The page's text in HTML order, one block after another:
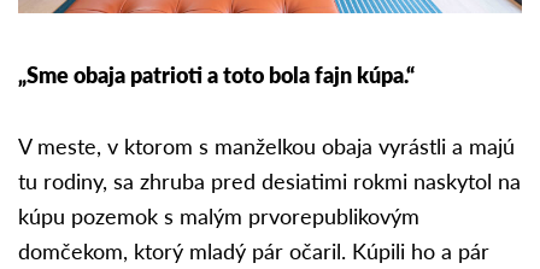
„Sme obaja patrioti a toto bola fajn kúpa.“
V meste, v ktorom s manželkou obaja vyrástli a majú
tu rodiny, sa zhruba pred desiatimi rokmi naskytol na
kúpu pozemok s malým prvorepublikovým
domčekom, ktorý mladý pár očaril. Kúpili ho a pár